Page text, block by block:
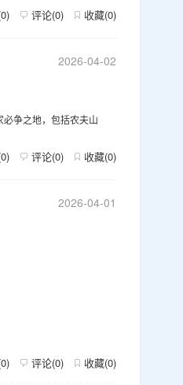
0) 评论(0) 收藏(0)
2026-04-02
争之地，包括农夫山
0) 评论(0) 收藏(0)
2026-04-01
0) 评论(0) 收藏(0)